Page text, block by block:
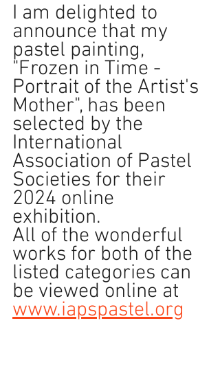
I am delighted to
announce that my
pastel painting,
"Frozen in Time -
Portrait of the Artist's
Mother", has been
selected by the
International
Association of Pastel
Societies for their
2024 online
exhibition.
All of the wonderful
works for both of the
listed categories can
be viewed online at
www.iapspastel.org